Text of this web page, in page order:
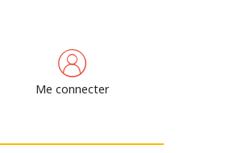
Me connecter